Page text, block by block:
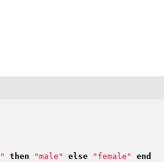
" then "male " else " female " end